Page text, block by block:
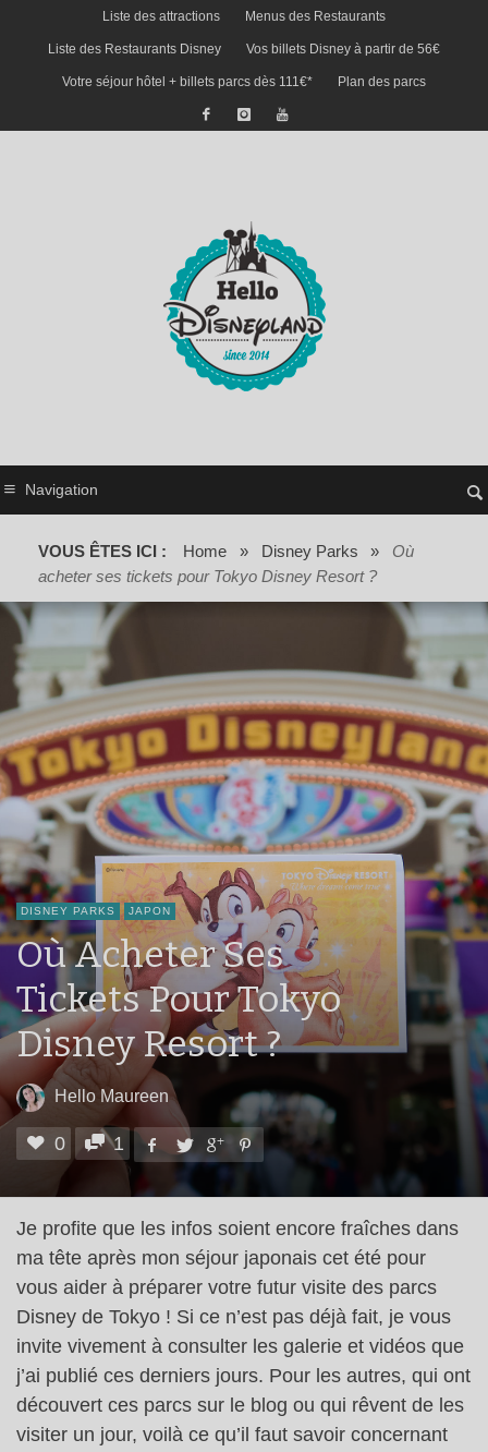
Liste des attractions Menus des Restaurants
Liste des Restaurants Disney Vos billets Disney à partir de 56€
Votre séjour hôtel + billets parcs dès 111€* Plan des parcs
Navigation
VOUS ÊTES ICI : Home » Disney Parks »
Où
acheter ses tickets pour Tokyo Disney Resort ?
DISNEY PARKS JAPON
Où Acheter Ses
Tickets Pour Tokyo
Disney Resort ?
Hello Maureen
0 1
Je profite que les infos soient encore fraîches dans
ma tête après mon séjour japonais cet été pour
vous aider à préparer votre futur visite des parcs
Disney de Tokyo ! Si ce n’est pas déjà fait, je vous
invite vivement à consulter les galerie et vidéos que
j’ai publié ces derniers jours. Pour les autres, qui ont
découvert ces parcs sur le blog ou qui rêvent de les
visiter un jour, voilà ce qu’il faut savoir concernant